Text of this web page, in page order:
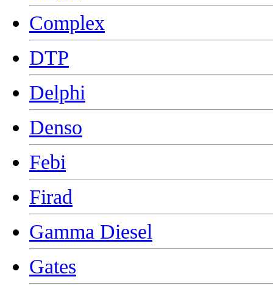
Complex
DTP
Delphi
Denso
Febi
Firad
Gamma Diesel
Gates